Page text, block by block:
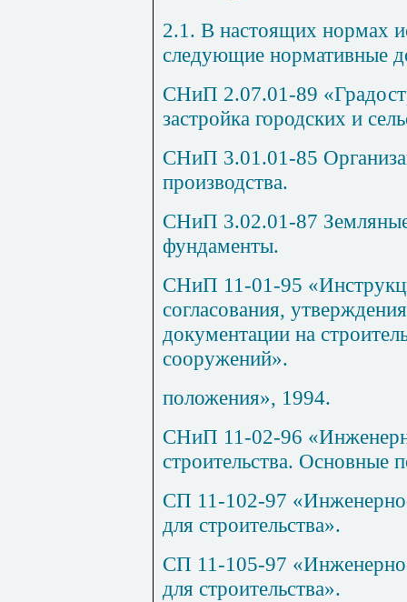
2.1. В настоящих нормах
следующие нормативные
СНиП 2.07.01-89
застройка городских и
СНиП 3.01.01-85
производства.
СНиП 3.02.01-87
фундаменты.
СНиП 11-01-95
согласования,
документации на
сооружений».
положения», 1994.
СНиП 11-02-96
строительства. Основные
СП 11-102-97
для строительства».
СП 11-105-97
для строительства».